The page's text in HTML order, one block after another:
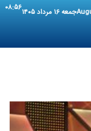
جمعه ۱۶ مرداد ۱۴۰۵ ۰۸:۵۶